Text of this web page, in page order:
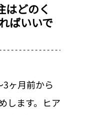
はどのく
ばいいで
ヶ月前から
します。ヒア